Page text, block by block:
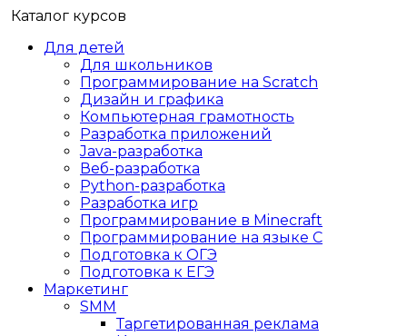
Каталог курсов
Для детей
Для школьников
Программирование на Scratch
Дизайн и графика
Компьютерная грамотность
Разработка приложений
Java-разработка
Веб-разработка
Python-разработка
Разработка игр
Программирование в Minecraft
Программирование на языке C
Подготовка к ОГЭ
Подготовка к ЕГЭ
Маркетинг
SMM
Таргетированная реклама